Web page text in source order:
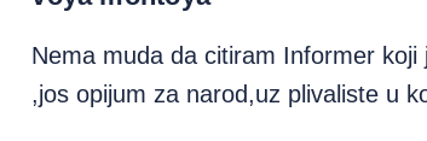
Nema muda da citiram Informer
,jos opijum za narod,uz plivaliste u